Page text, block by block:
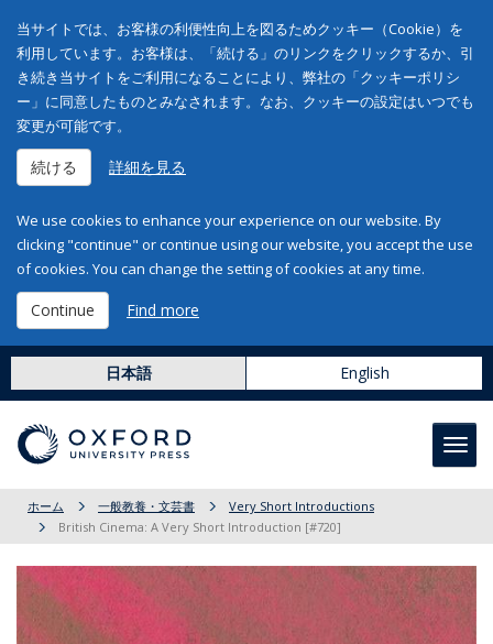
当サイトでは、お客様の利便性向上を図るためクッキー（Cookie）を
利用しています。お客様は、「続ける」のリンクをクリックするか、引
き続き当サイトをご利用になることにより、弊社の「クッキーポリシ
ー」に同意したものとみなされます。なお、クッキーの設定はいつでも
変更が可能です。
続ける 詳細を見る
We use cookies to enhance your experience on our website. By
clicking "continue" or continue using our website, you accept the use
of cookies. You can change the setting of cookies at any time.
Continue Find more
日本語 English
ホーム 一般教養・文芸書
Very Short Introductions
British Cinema: A Very Short Introduction [#720]